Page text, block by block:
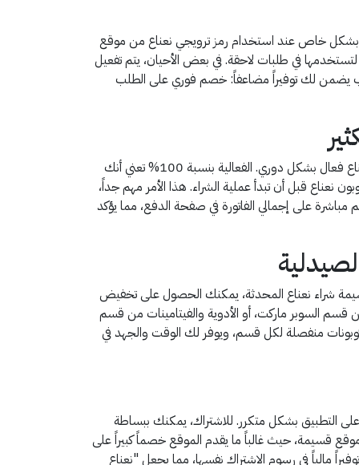
بشكل خاص عند استخدام رمز ترويجي نعناع من موقع
في طلبات لاحقة. في بعض الأحيان، يتم تفعيل
الأسلوب يضمن لك توفيراً مضاعفاً: خصم فوري على الطلب
لضمان حصولك على خصم فعال ومؤكد، يجب عليك التوجه دائماً إلى مصادر موثوقة مثل موقع قسيمة التي تقوم باختبار رمز خصم نعناع فعال بشكل دوري. الفعالية بنسبة 100% تعني أنك
قبل أن تبدأ عملية الشراء. هذا الأمر مهم جداً،
على إجمالي الفاتورة في صفحة الدفع، مما يؤكد
شراء نعناع المحدثة، يمكنك الحصول على تخفيض
السوبر ماركت، أو الأدوية والفيتامينات من قسم
منفصلة لكل قسم، ويوفر لك الوقت والجهد في
التطبيق بشكل متكرر. للاشتراك، يمكنك ببساطة
موقع قسيمة، حيث غالباً ما يقدم الموقع خصماً كبيراً على
مالياً في رسوم الاشتراك نفسها، مما يجعل "نعناع